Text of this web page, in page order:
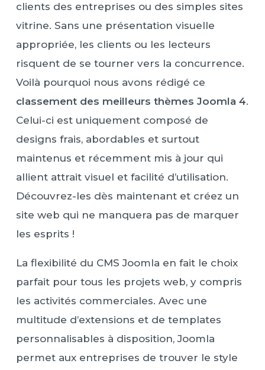
clients des entreprises ou des simples sites
vitrine. Sans une présentation visuelle
appropriée, les clients ou les lecteurs
risquent de se tourner vers la concurrence.
Voilà pourquoi nous avons rédigé ce
classement des meilleurs thèmes Joomla 4.
Celui-ci est uniquement composé de
designs frais, abordables et surtout
maintenus et récemment mis à jour qui
allient attrait visuel et facilité d’utilisation.
Découvrez-les dès maintenant et créez un
site web qui ne manquera pas de marquer
les esprits !
La flexibilité du CMS Joomla en fait le choix
parfait pour tous les projets web, y compris
les activités commerciales. Avec une
multitude d’extensions et de templates
personnalisables à disposition, Joomla
permet aux entreprises de trouver le style